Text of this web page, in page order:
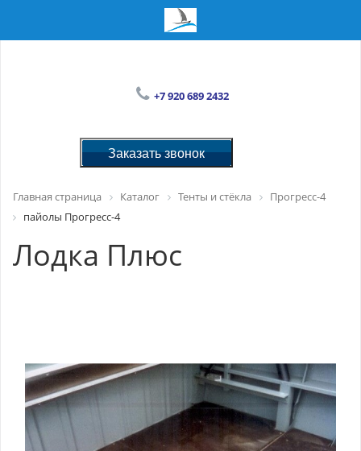
+7 920 689 2432
Заказать звонок
Главная страница Каталог Тенты и стёкла
Прогресс-4
пайолы Прогресс-4
Лодка Плюс